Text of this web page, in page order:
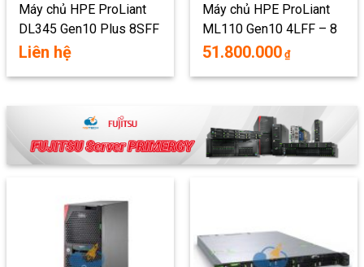
Máy chủ HPE ProLiant
DL345 Gen10 Plus 8SFF
Liên hệ
Máy chủ HPE ProLiant
ML110 Gen10 4LFF – 8
X 3.5 INCH
51.800.000 ₫